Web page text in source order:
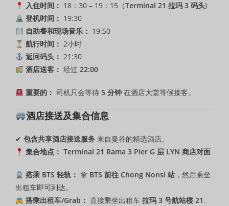
入住时间： 18：30 – 19：15（Terminal 21 拉玛 3 码头)
登机时间： 19:30
自助餐和现场音乐： 19:50
航行时间： 2小时
返回码头： 21:30
酒店送客： 经过 22:00
重要的： 司机只会等待 5 分钟在酒店大堂等候接客。
酒店接送及集合信息
✔ 包含共享酒店接送服务 来自曼谷的精选酒店。
集合地点： Terminal 21 Rama 3 Pier G 层 LYN 商店对面
搭乘 BTS 轻轨： 拿 BTS 前往 Chong Nonsi 站，然后乘坐
出租车即可到达。
搭乘出租车/Grab： 直接乘坐出租车 拉玛 3 号航站楼 21.